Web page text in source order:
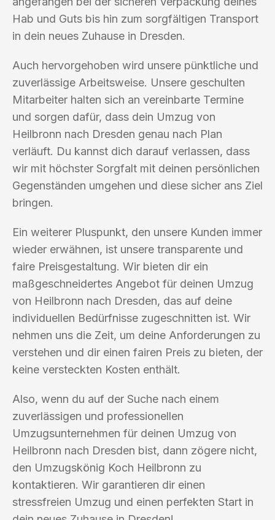
Hab und Guts bis hin zum sorgfältigen Transport
in dein neues Zuhause in Dresden.
Auch hervorgehoben wird unsere pünktliche und
zuverlässige Arbeitsweise. Unsere geschulten
Mitarbeiter halten sich an vereinbarte Termine
und sorgen dafür, dass dein Umzug von
Heilbronn nach Dresden genau nach Plan
verläuft. Du kannst dich darauf verlassen, dass
wir mit höchster Sorgfalt mit deinen persönlichen
Gegenständen umgehen und diese sicher ans Ziel
bringen.
Ein weiterer Pluspunkt, den unsere Kunden immer
wieder erwähnen, ist unsere transparente und
faire Preisgestaltung. Wir bieten dir ein
maßgeschneidertes Angebot für deinen Umzug
von Heilbronn nach Dresden, das auf deine
individuellen Bedürfnisse zugeschnitten ist. Wir
nehmen uns die Zeit, um deine Anforderungen zu
verstehen und dir einen fairen Preis zu bieten, der
keine versteckten Kosten enthält.
Also, wenn du auf der Suche nach einem
zuverlässigen und professionellen
Umzugsunternehmen für deinen Umzug von
Heilbronn nach Dresden bist, dann zögere nicht,
den Umzugskönig Koch Heilbronn zu
kontaktieren. Wir garantieren dir einen
stressfreien Umzug und einen perfekten Start in